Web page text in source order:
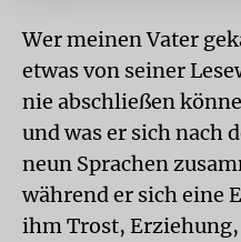
Wer meinen Vater
etwas von seiner
nie abschließen
und was er sich nach
neun Sprachen
während er sich eine
ihm Trost, Erziehung,